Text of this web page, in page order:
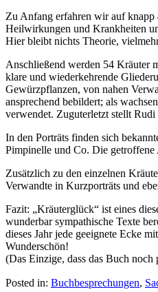
Zu Anfang erfahren wir auf knapp
Heilwirkungen und Krankheiten
Hier bleibt nichts Theorie,
Anschließend werden 54 Kräuter
klare und wiederkehrende
Gewürzpflanzen, von nahen
ansprechend bebildert; als
verwendet. Zuguterletzt stellt Rudi
In den Porträts finden sich
Pimpinelle und Co. Die
Zusätzlich zu den einzelnen
Verwandte in Kurzporträts und
Fazit: „Kräuterglück“ ist eines
wunderbar sympathische Texte
dieses Jahr jede geeignete Ecke
Wunderschön!
(Das Einzige, dass das Buch
Posted in: Buchbesprechungen,